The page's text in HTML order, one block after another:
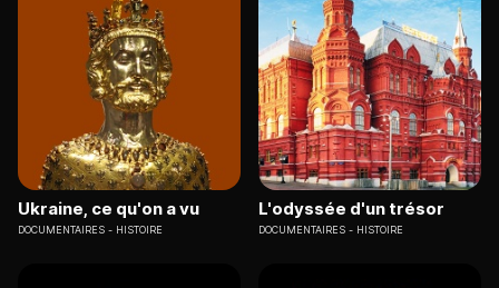
Ukraine, ce qu'on a vu
DOCUMENTAIRES HISTOIRE
L'odyssée d'un trésor
DOCUMENTAIRES HISTOIRE